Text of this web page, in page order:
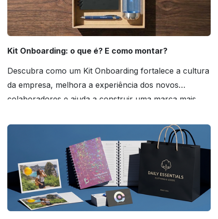
Kit Onboarding: o que é? E como montar?
Descubra como um Kit Onboarding fortalece a cultura
da empresa, melhora a experiência dos novos
colaboradores e ajuda a construir uma marca mais